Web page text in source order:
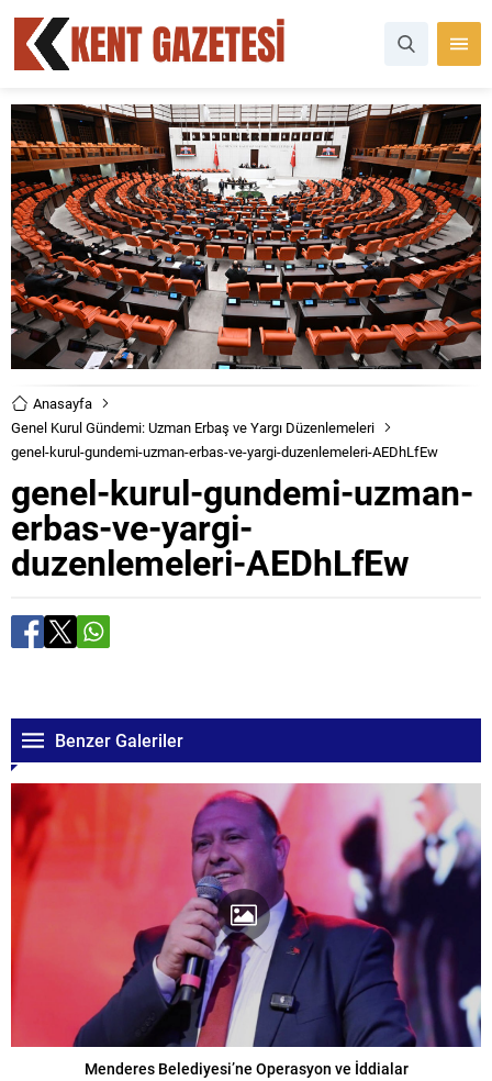
Anasayfa
Genel Kurul Gündemi: Uzman Erbaş ve Yargı Düzenlemeleri
genel-kurul-gundemi-uzman-erbas-ve-yargi-duzenlemeleri-AEDhLfEw
genel-kurul-gundemi-uzman-
erbas-ve-yargi-
duzenlemeleri-AEDhLfEw
Benzer Galeriler
Menderes Belediyesi’ne Operasyon ve İddialar